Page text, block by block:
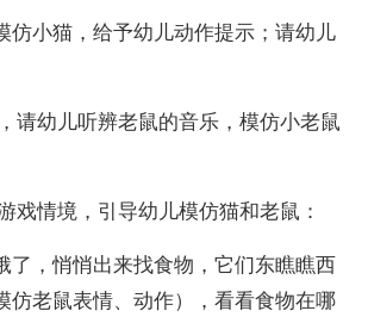
小猫，给予幼儿动作提示；请幼儿
幼儿听辨老鼠的音乐，模仿小老鼠
情境，引导幼儿模仿猫和老鼠：
，悄悄出来找食物，它们东瞧瞧西
仿老鼠表情、动作），看看食物在哪